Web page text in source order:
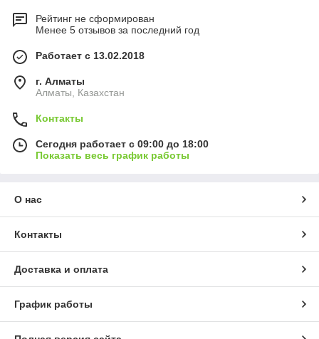
Рейтинг не сформирован
Менее 5 отзывов за последний год
Работает с 13.02.2018
г. Алматы
Алматы, Казахстан
Контакты
Сегодня работает с 09:00 до 18:00
Показать весь график работы
О нас
Контакты
Доставка и оплата
График работы